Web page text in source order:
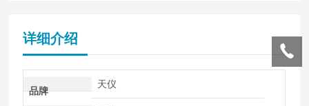
详细介绍
品牌
天仪